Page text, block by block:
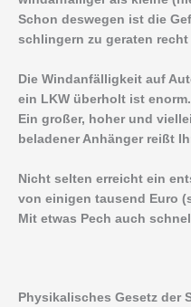
Schon deswegen ist die
schlingern zu geraten recht
Die Windanfälligkeit auf
ein LKW überholt ist enorm.
Ein großer, hoher und
beladener Anhänger reißt
Nicht selten erreicht ein
von einigen tausend Euro
Mit etwas Pech auch
Physikalisches Gesetz der